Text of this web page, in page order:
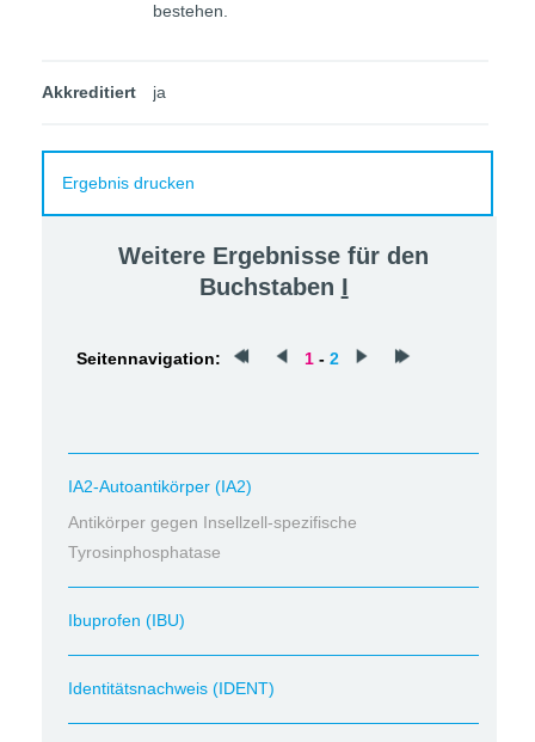
bestehen.
Akkreditiert ja
Ergebnis drucken
Weitere Ergebnisse für den
Buchstaben I
Seitennavigation: 1 - 2
IA2-Autoantikörper (IA2)
Antikörper gegen Insellzell-spezifische
Tyrosinphosphatase
Ibuprofen (IBU)
Identitätsnachweis (IDENT)